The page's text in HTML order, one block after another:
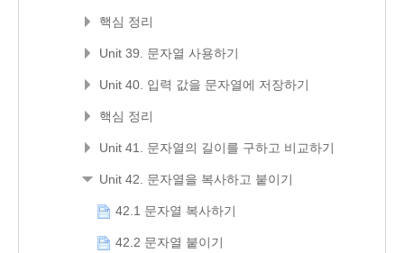
핵심 정리
Unit 39. 문자열 사용하기
Unit 40. 입력 값을 문자열에 저장하기
핵심 정리
Unit 41. 문자열의 길이를 구하고 비교하기
Unit 42. 문자열을 복사하고 붙이기
42.1 문자열 복사하기
42.2 문자열 붙이기